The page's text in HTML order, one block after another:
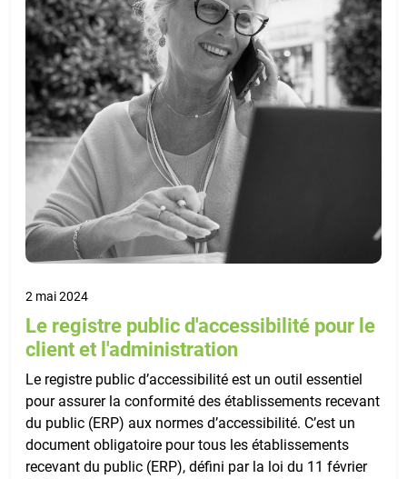
2 mai 2024
Le registre public d'accessibilité pour le
client et l'administration
Le registre public d’accessibilité est un outil essentiel
pour assurer la conformité des établissements recevant
du public (ERP) aux normes d’accessibilité. C’est un
document obligatoire pour tous les établissements
recevant du public (ERP), défini par la loi du 11 février